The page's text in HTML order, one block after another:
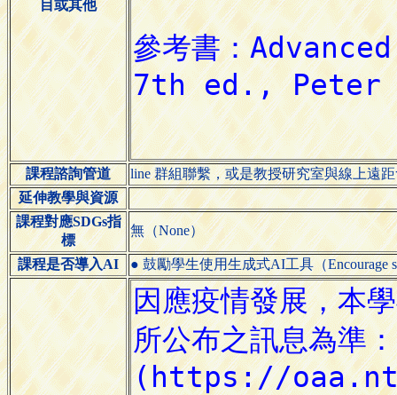
目或其他
課程諮詢管道
line 群組聯繫，或是教授研究室與線上遠
延伸教學與資源
課程對應SDGs指
標
無（None）
課程是否導入AI ● 鼓勵學生使用生成式AI工具（Encourage